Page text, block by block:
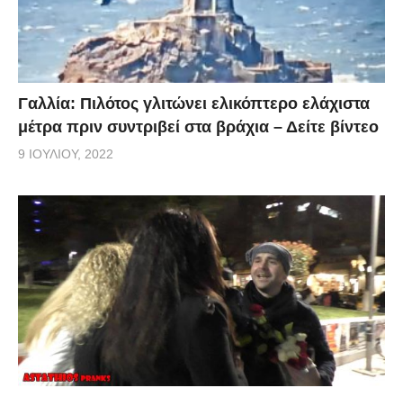
Γαλλία: Πιλότος γλιτώνει ελικόπτερο ελάχιστα
μέτρα πριν συντριβεί στα βράχια – Δείτε βίντεο
9 ΙΟΥΛΊΟΥ, 2022